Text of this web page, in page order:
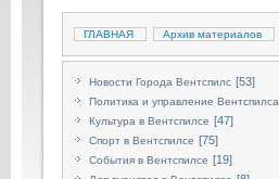
ГЛАВНАЯ Архив материалов
Новости Города Вентспилс [53]
Политика и управление Вентспилса
Культура в Вентспилсе [47]
Спорт в Вентспилсе [75]
События в Вентспилсе [19]